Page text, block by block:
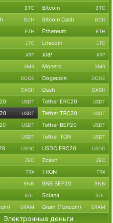
BTC Bitcoin BTC
BCH Bitcoin Cash BCH
ETH Ethereum ETH
LTC Litecoin LTC
XRP XRP XRP
XMR Monero XMR
DOGE Dogecoin DOGE
DASH Dash DASH
USDT Tether ERC20 USDT
USDT Tether TRC20 USDT
USDT Tether BEP20 USDT
USDT Tether TON USDT
USDC USDC ERC20 USDC
ZEC Zcash ZEC
TRX TRON TRX
BNB BNB BEP20 BNB
SOL Solana SOL
GRAM Gram (Toncoin) GRAM
Электронные деньги